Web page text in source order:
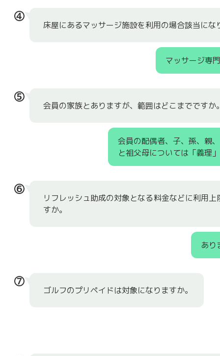
④
床屋にあるマッサージ施設を利用の場合該当にな
マッサージ専
⑤
会員の家族とありますが、範囲はどこまでですか
会員の配偶者、子、孫、親
と祖父母については「義理
⑥
リフレッシュ助成の対象となる料金などに利用上
すか。
あり
⑦
ゴルフのプリペイドは対象になりますか。